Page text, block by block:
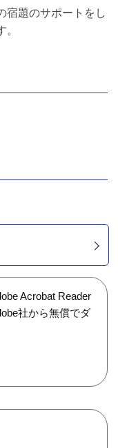
宿題のサポートをし
Acrobat Reader
社から無償でダ